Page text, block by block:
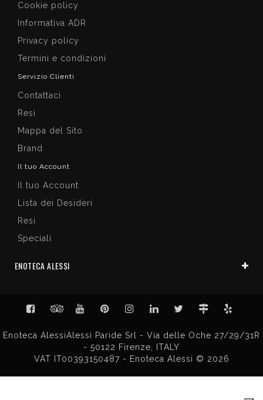
Cookie policy
Informativa ADR
Privacy policy
Termini e condizioni
Servizio Clienti
Contattaci
Resi
Mappa del Sito
Brand
Il tuo Account
Il tuo Account
Lista dei Desideri
Resi
Speciali
ENOTECA ALESSI
Enoteca AlessiAlessi Paride Srl - Via delle Oche 27/29/31R
- 50122 Firenze, ITALY
VAT IT00393150487 - Enoteca Alessi © 2026